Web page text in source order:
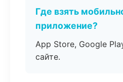
Где взять
приложение?
App Store, Google
сайте.